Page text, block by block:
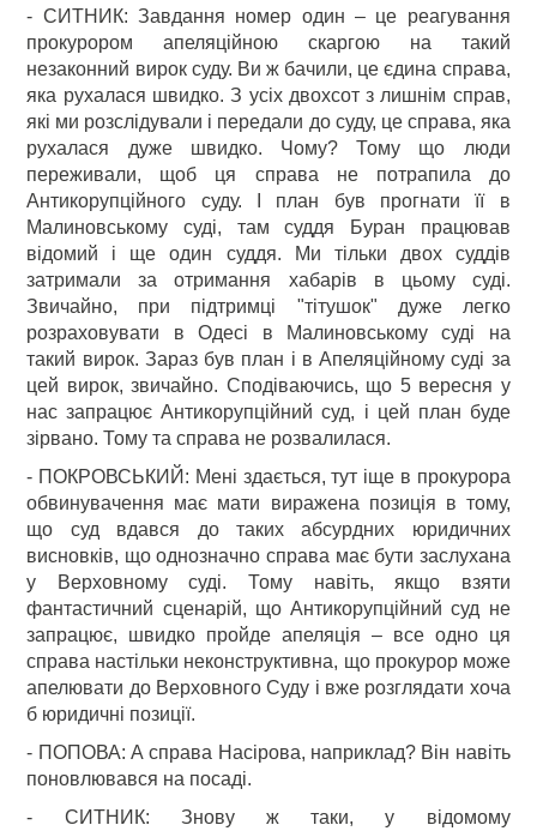
- СИТНИК: Завдання номер один – це реагування
прокурором апеляційною скаргою на такий
незаконний вирок суду. Ви ж бачили, це єдина справа,
яка рухалася швидко. З усіх двохсот з лишнім справ,
які ми розслідували і передали до суду, це справа, яка
рухалася дуже швидко. Чому? Тому що люди
переживали, щоб ця справа не потрапила до
Антикорупційного суду. І план був прогнати її в
Малиновському суді, там суддя Буран працював
відомий і ще один суддя. Ми тільки двох суддів
затримали за отримання хабарів в цьому суді.
Звичайно, при підтримці "тітушок" дуже легко
розраховувати в Одесі в Малиновському суді на
такий вирок. Зараз був план і в Апеляційному суді за
цей вирок, звичайно. Сподіваючись, що 5 вересня у
нас запрацює Антикорупційний суд, і цей план буде
зірвано. Тому та справа не розвалилася.
- ПОКРОВСЬКИЙ: Мені здається, тут іще в прокурора
обвинувачення має мати виражена позиція в тому,
що суд вдався до таких абсурдних юридичних
висновків, що однозначно справа має бути заслухана
у Верховному суді. Тому навіть, якщо взяти
фантастичний сценарій, що Антикорупційний суд не
запрацює, швидко пройде апеляція – все одно ця
справа настільки неконструктивна, що прокурор може
апелювати до Верховного Суду і вже розглядати хоча
б юридичні позиції.
- ПОПОВА: А справа Насірова, наприклад? Він навіть
поновлювався на посаді.
- СИТНИК: Знову ж таки, у відомому